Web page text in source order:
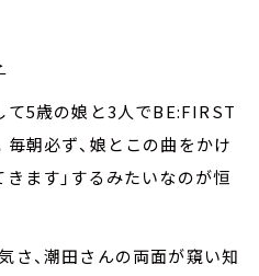
て5歳の娘と3人でBE:FIRST
朝必ず、娘とこの曲をかけ
ます」するみたいなのが恒
さ、潮田さんの両面が窺い知